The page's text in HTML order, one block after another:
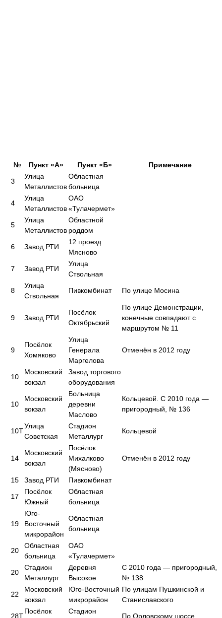
№ Пункт «А» Пункт «Б» Примечание
3
Улица
Металлистов
Областная
больница
4
Улица
Металлистов
ОАО
«Тулачермет»
5
Улица
Металлистов
Областной
роддом
6 Завод РТИ
12 проезд
Мясново
7 Завод РТИ
Улица
Ствольная
8
Улица
Ствольная
Пивкомбинат По улице Мосина
9 Завод РТИ
Посёлок
Октябрьский
По улице Демонстрации,
конечные совпадают с
маршрутом № 11
9
Посёлок
Хомяково
Улица
Генерала
Маргелова
Отменён в 2012 году
10
Московский
вокзал
Завод торгового
оборудования
10
Московский
вокзал
Больница
деревни
Маслово
Кольцевой. С 2010 года —
пригородный, № 136
10Т
Улица
Советская
Стадион
Металлург
Кольцевой
14
Московский
вокзал
Посёлок
Михалково
(Мясново)
Отменён в 2012 году
15 Завод РТИ Пивкомбинат
17
Посёлок
Южный
Областная
больница
19
Юго-
Восточный
микрорайон
Областная
больница
20
Областная
больница
ОАО
«Тулачермет»
20
Стадион
Металлург
Деревня
Высокое
С 2010 года — пригородный,
№ 138
22
Московский
вокзал
Юго-Восточный
микрорайон
По улицам Пушкинской и
Станиславского
28Т
Посёлок
Стадион
По Орловскому шоссе